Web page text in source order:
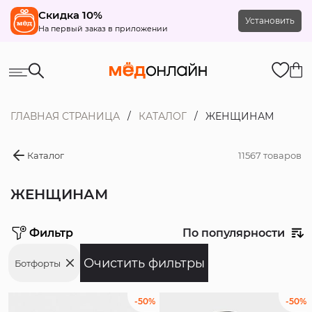
Скидка 10%
На первый заказ в приложении
Установить
ГЛАВНАЯ СТРАНИЦА КАТАЛОГ ЖЕНЩИНАМ
Каталог 11567 товаров
ЖЕНЩИНАМ
Фильтр
Ботфорты
По популярности
-50% -50%